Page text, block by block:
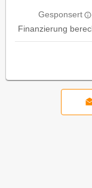
Gesponsert
Finanzierung